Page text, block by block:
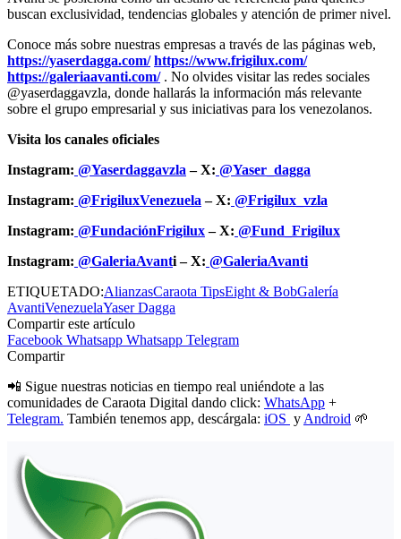
buscan exclusividad, tendencias globales y atención de primer nivel.
Conoce más sobre nuestras empresas a través de las páginas web,
https://yaserdagga.com/ https://www.frigilux.com/
https://galeriaavanti.com/. No olvides visitar las redes sociales
@yaserdaggavzla, donde hallarás la información más relevante
sobre el grupo empresarial y sus iniciativas para los venezolanos.
Visita los canales oficiales
Instagram: @Yaserdaggavzla – X: @Yaser_dagga
Instagram: @FrigiluxVenezuela – X: @Frigilux_vzla
Instagram: @FundaciónFrigilux– X: @Fund_Frigilux
Instagram: @GaleriaAvanti – X: @GaleriaAvanti
ETIQUETADO:AlianzasCaraota TipsEight & BobGalería
AvantiVenezuelaYaser Dagga
Compartir este artículo
Facebook Whatsapp Whatsapp Telegram
Compartir
📲 Sigue nuestras noticias en tiempo real uniéndote a las
comunidades de Caraota Digital dando click: WhatsApp +
Telegram. También tenemos app, descárgala: iOS y Android 🌱